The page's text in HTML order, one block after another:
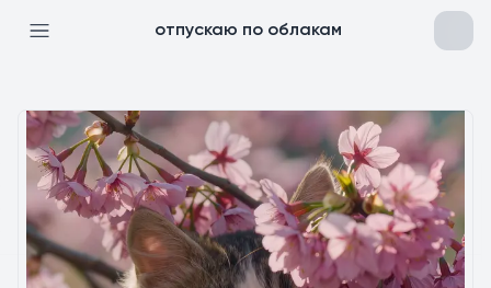
отпускаю по облакам